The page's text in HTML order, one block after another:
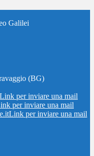
Galilei
(BG)
Link per inviare una mail
per inviare una mail
Link per inviare una mail